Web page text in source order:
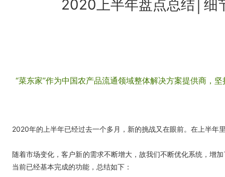
2020上半年盘点总结│细
“菜东家”作为中国农产品流通领域整体解决方案提供商，
2020年的上半年已经过去一个多月，新的挑战又在眼前。在上半年
随着市场变化，客户新的需求不断增大，故我们不断优化系统，增
当前已经基本完成的功能，总结如下：